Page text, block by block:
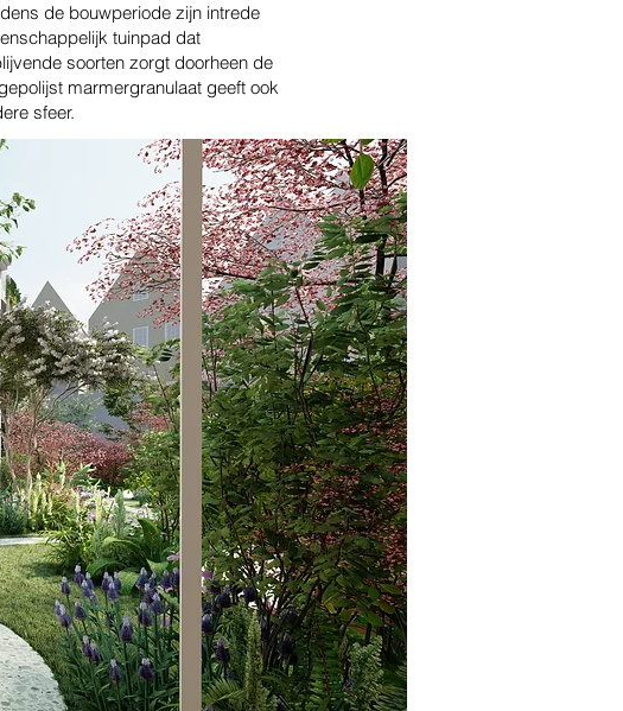
de bouwperiode zijn intrede
tuinpad dat
soorten zorgt doorheen de
marmergranulaat geeft ook
sfeer.